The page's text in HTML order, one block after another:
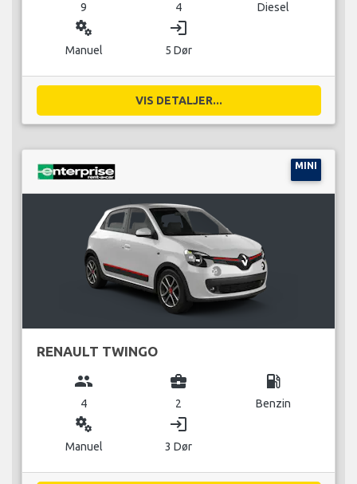
9 4 Diesel
miscellaneous_services
Manuel
login
5 Dør
VIS DETALJER...
MINI
RENAULT TWINGO
group
4
business_center
2
local_gas_station
Benzin
miscellaneous_services
Manuel
login
3 Dør